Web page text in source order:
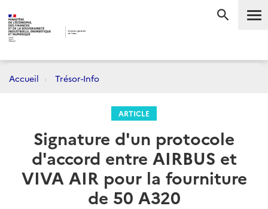
Accueil Trésor-Info
ARTICLE
Signature d'un protocole
d'accord entre AIRBUS et
VIVA AIR pour la fourniture
de 50 A320